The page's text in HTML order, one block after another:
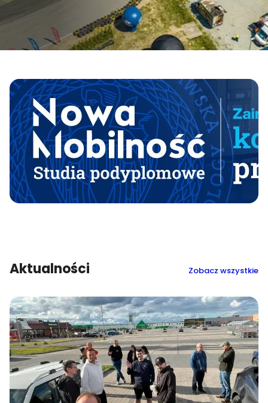
Aktualności Zobacz wszystkie